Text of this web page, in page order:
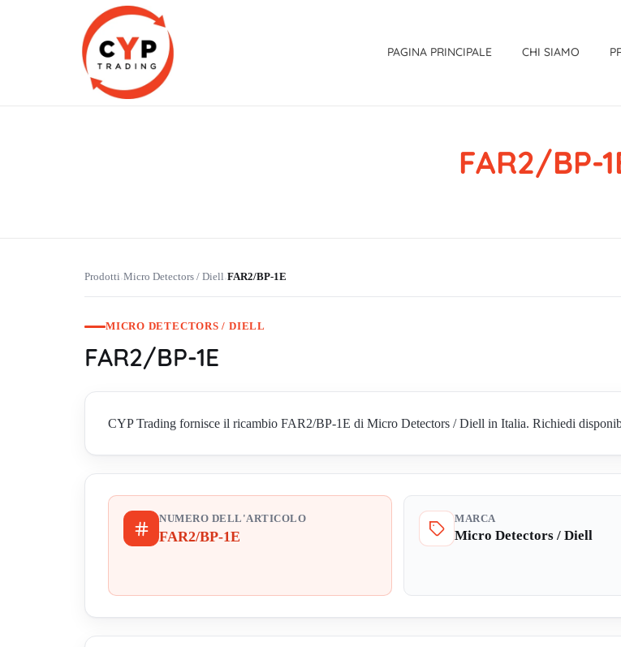
PAGINA PRINCIPALE CHI SIAMO
FAR2/BP-
Prodotti›Micro Detectors / Diell›FAR2/BP-1E
MICRO DETECTORS / DIELL
FAR2/BP-1E
CYP Trading fornisce il ricambio FAR2/BP-1E di Micro Detectors / Diell in Italia. Richiedi
NUMERO DELL'ARTICOLO
FAR2/BP-1E
MARCA
Micro Detectors / Diell